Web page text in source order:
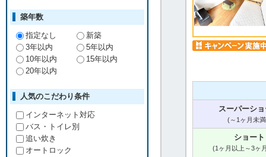
スーパーシ
(～1ヶ月未
ショート
(1ヶ月以上～3ヶ
築年数
指定なし
新築
3年以内
5年以内
10年以内
15年以内
20年以内
人気のこだわり条件
インターネット対応
バス・トイレ別
追い炊き
オートロック